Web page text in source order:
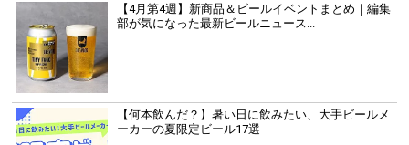
【4月第4週】新商品＆ビールイベントまとめ｜編集
部が気になった最新ビールニュース...
【何本飲んだ？】暑い日に飲みたい、大手ビールメ
ーカーの夏限定ビール17選